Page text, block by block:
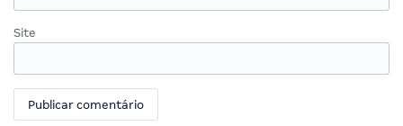
Site